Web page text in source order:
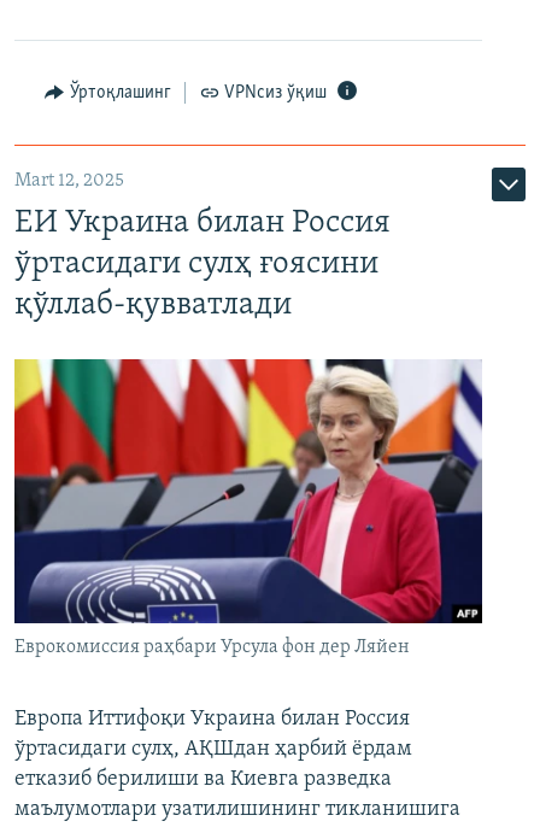
Ўртоқлашинг VPNсиз ўқиш
Mart 12, 2025
ЕИ Украина билан Россия
ўртасидаги сулҳ ғоясини
қўллаб-қувватлади
Еврокомиссия раҳбари Урсула фон дер Ляйен
Европа Иттифоқи Украина билан Россия
ўртасидаги сулҳ, АҚШдан ҳарбий ёрдам
етказиб берилиши ва Киевга разведка
маълумотлари узатилишининг тикланишига